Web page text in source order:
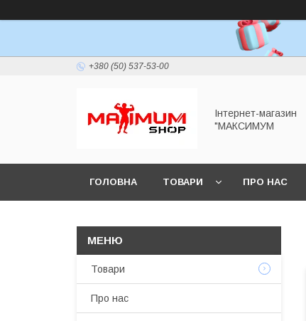
+380 (50) 537-53-00
Інтернет-магазин
"МАКСИМУМ
ГОЛОВНА ТОВАРИ ПРО НАС
Товари
Про нас